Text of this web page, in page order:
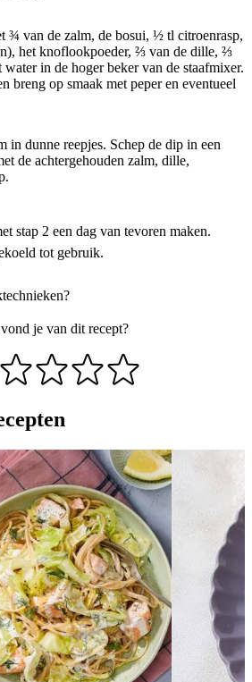
¾ van de zalm, de bosui, ½ tl citroenrasp,
het knoflookpoeder, ⅔ van de dille, ⅔
water in de hoger beker van de staafmixer.
breng op smaak met peper en eventueel
in dunne reepjes. Schep de dip in een
de achtergehouden zalm, dille,
stap 2 een dag van tevoren maken.
tot gebruik.
?
je van dit recept?